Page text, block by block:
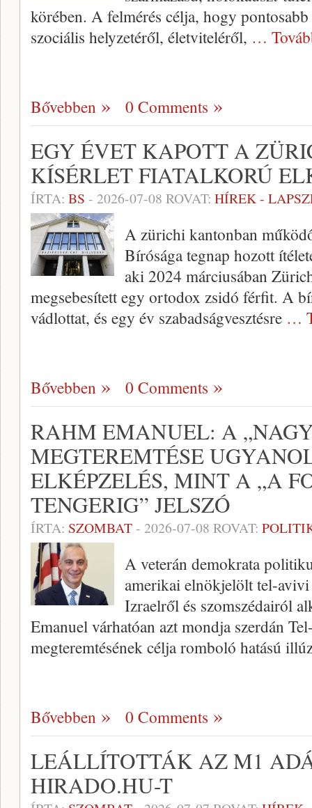
körében. A felmérés célja, hogy
szociális helyzetéről, életviteléről, …
Bővebben 0 Comments
EGY ÉVET KAPOTT A
KÍSÉRLET FIATALKORÚ
ÍRTA: BS - 2026-07-08 ROVAT: HÍREK -
A zürichi kantonban
Bírósága tegnap hozott
aki 2024 márciusában
megsebesített egy ortodox zsidó férfit. A
vádlottat, és egy év szabadságvesztésre …
Bővebben 0 Comments
RAHM EMANUEL: A
MEGTEREMTÉSE
ELKÉPZELÉS, MINT A „A
TENGERIG” JELSZÓ
ÍRTA: SZOMBAT- 2026-07-08 ROVAT:
A veterán demokrata
amerikai elnökjelölt tel-
Izraelről és szomszédairól
Emanuel várhatóan azt mondja szerdán
megteremtésének célja romboló hatású
Bővebben 0 Comments
LEÁLLÍTOTTÁK AZ M1
HIRADO.HU-T